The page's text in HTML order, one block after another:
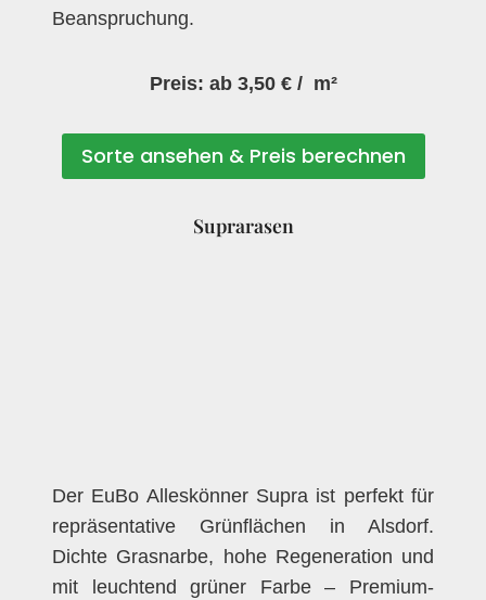
Beanspruchung.
Preis: ab 3,50 € / m²
Sorte ansehen & Preis berechnen
Suprarasen
Der EuBo Alleskönner Supra ist perfekt für
repräsentative Grünflächen in Alsdorf.
Dichte Grasnarbe, hohe Regeneration und
mit leuchtend grüner Farbe – Premium-